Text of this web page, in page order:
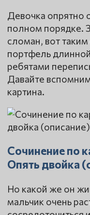
Девочка опрятно
полном порядке.
сломан, вот
портфель
ребятами
Давайте
картина.
Сочинение по
Опять двойка
Но какой же он
мальчик очень